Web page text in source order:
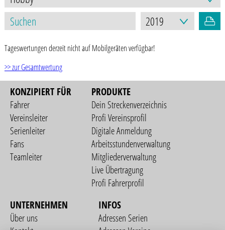
Tageswertungen derzeit nicht auf Mobilgeräten verfügbar!
>> zur Gesamtwertung
KONZIPIERT FÜR
Fahrer
Vereinsleiter
Serienleiter
Fans
Teamleiter
PRODUKTE
Dein Streckenverzeichnis
Profi Vereinsprofil
Digitale Anmeldung
Arbeitsstundenverwaltung
Mitgliederverwaltung
Live Übertragung
Profi Fahrerprofil
UNTERNEHMEN
Über uns
INFOS
Adressen Serien